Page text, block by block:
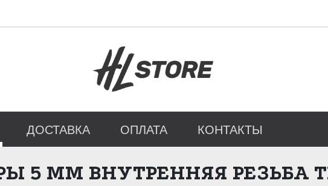
ДОСТАВКА ОПЛАТА КОНТАКТЫ
5 ММ ВНУТРЕННЯЯ РЕЗЬБА